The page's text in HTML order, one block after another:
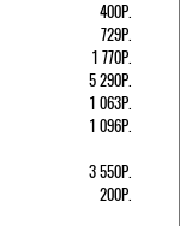
400Р.
729Р.
1 770Р.
5 290Р.
1 063Р.
1 096Р.
3 550Р.
200Р.